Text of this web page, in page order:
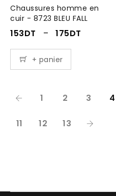
Chaussures homme en
cuir - 8723 BLEU FALL
153DT – 175DT
+ panier
1 2 3 4
11 12 13